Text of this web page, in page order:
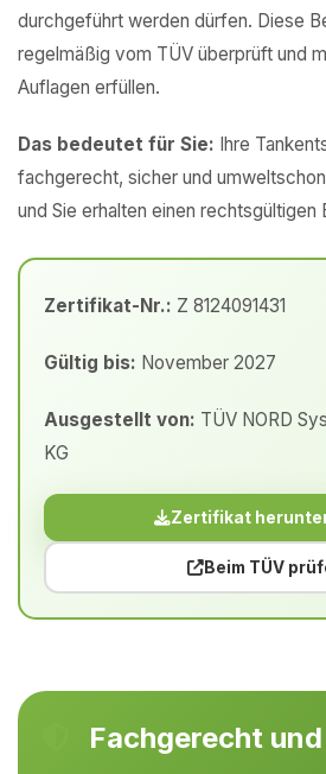
durchgeführt werden dürfen. Diese
regelmäßig vom TÜV überprüft und
Auflagen erfüllen.
Das bedeutet für Sie: Ihre
fachgerecht, sicher und
und Sie erhalten einen rechtsgültigen
Zertifikat-Nr.: Z 8124091431
Gültig bis: November 2027
Ausgestellt von: TÜV NORD
KG
Zertifikat
Beim TÜV
Fachgerecht